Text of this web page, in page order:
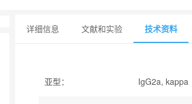
详细信息 文献和实验 技术资料
亚型： IgG2a, kappa